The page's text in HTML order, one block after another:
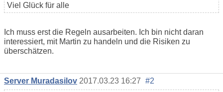
Viel Glück für alle
Ich muss erst die Regeln ausarbeiten. Ich bin nicht daran
interessiert, mit Martin zu handeln und die Risiken zu
überschätzen.
Server Muradasilov 2017.03.23 16:27 #2